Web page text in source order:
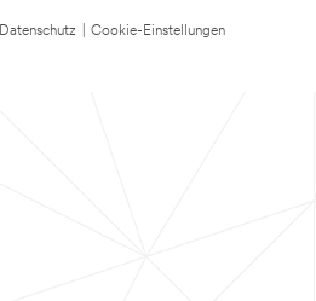
Datenschutz
Cookie-Einstellungen